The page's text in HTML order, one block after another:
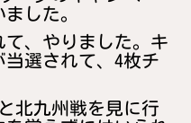
した。
、やりました。キ
当選されて、4枚チ
北九州戦を見に行